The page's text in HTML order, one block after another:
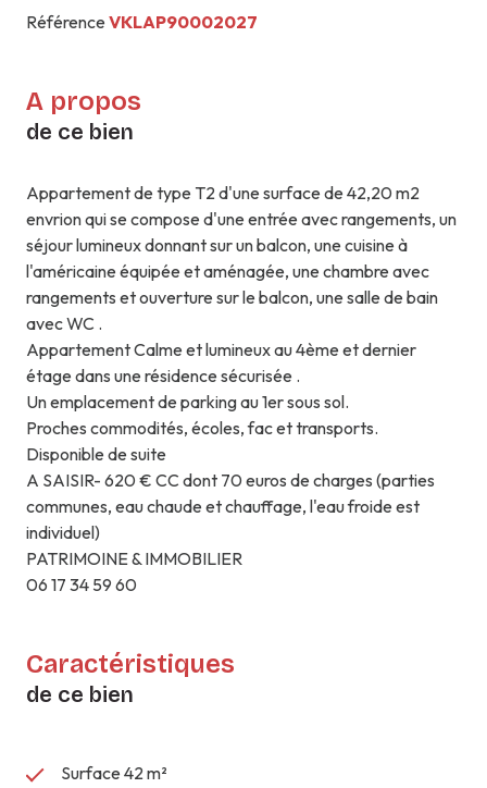
Référence VKLAP90002027
A propos
de ce bien
Appartement de type T2 d'une surface de 42,20 m2
envrion qui se compose d'une entrée avec rangements, un
séjour lumineux donnant sur un balcon, une cuisine à
l'américaine équipée et aménagée, une chambre avec
rangements et ouverture sur le balcon, une salle de bain
avec WC .
Appartement Calme et lumineux au 4ème et dernier
étage dans une résidence sécurisée .
Un emplacement de parking au 1er sous sol.
Proches commodités, écoles, fac et transports.
Disponible de suite
A SAISIR- 620 € CC dont 70 euros de charges (parties
communes, eau chaude et chauffage, l'eau froide est
individuel)
PATRIMOINE & IMMOBILIER
06 17 34 59 60
Caractéristiques
de ce bien
Surface 42 m²